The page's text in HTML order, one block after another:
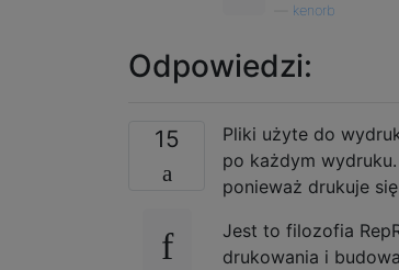
kenorb
Odpowiedzi:
15
Pliki użyte do
po każdym
ponieważ drukuje
Jest to filozofia
drukowania i